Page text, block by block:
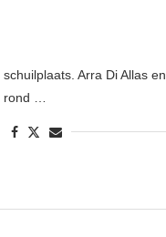
Arra Di Allas en
…